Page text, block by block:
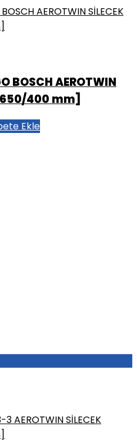
BOSCH AEROTWIN
400 mm]
Ekle